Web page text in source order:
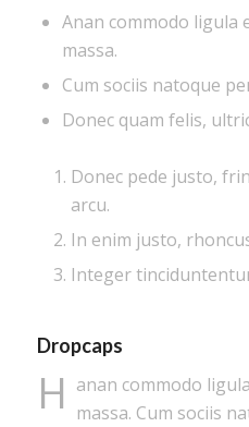
Anan commodo ligula
massa.
Cum sociis natoque
Donec quam felis,
Donec pede justo,
arcu.
In enim justo,
Integer
Dropcaps
H anan commodo
massa. Cum sociis